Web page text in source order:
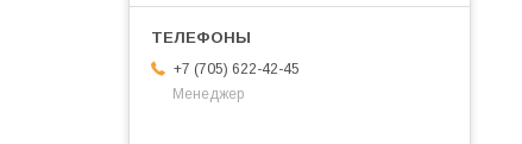
+7 (705) 622-42-45
Менеджер